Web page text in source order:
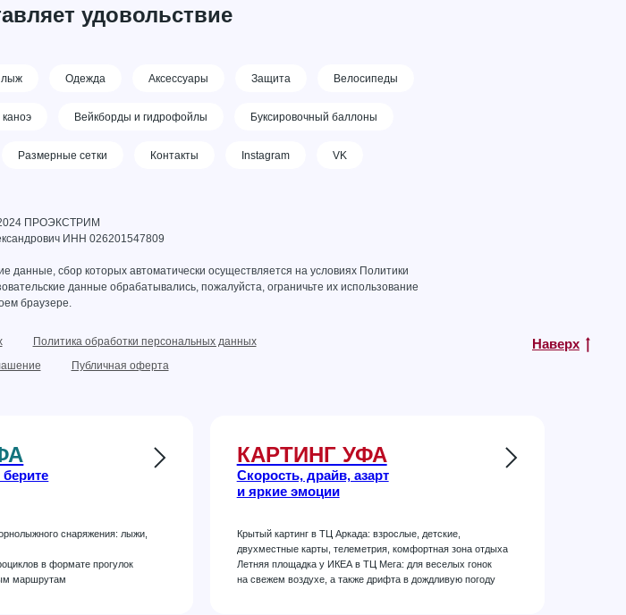
удовольствие
лыж Одежда Аксессуары Защита Велосипеды
каноэ Вейкборды и гидрофойлы Буксировочный баллоны
Размерные сетки Контакты Instagram VK
ПРОЭКСТРИМ
ИНН 026201547809
сбор которых автоматически осуществляется на условиях Политики
данные обрабатывались, пожалуйста, ограничьте их использование
браузере.
Политика обработки персональных данных
Публичная оферта
Наверх
снаряжения: лыжи,
в формате прогулок
маршрутам
КАРТИНГ УФА
Скорость, драйв, азарт
и яркие эмоции
Крытый картинг в ТЦ Аркада: взрослые, детские,
двухместные карты, телеметрия, комфортная зона отдыха
Летняя площадка у ИКЕА в ТЦ Мега: для веселых гонок
на свежем воздухе, а также дрифта в дождливую погоду